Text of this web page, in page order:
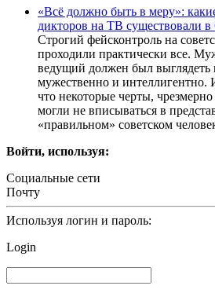
«Всё должно быть в меру»:
дикторов на ТВ существовали
Строгий фейсконтроль на
проходили практически все.
ведущий должен был выглядеть
мужественно и интеллигентно.
что некоторые черты,
могли не вписываться в
«правильном» советском
Войти, используя:
Социальные сети
Почту
Используя логин и пароль:
Login